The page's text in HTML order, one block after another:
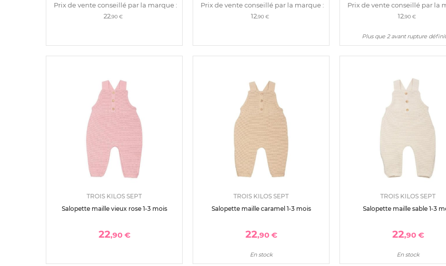
Prix de vente conseillé par la marque :
22,90 €
Prix de vente conseillé par la marque :
12,90 €
Prix de vente conseillé par la
12,90 €
Plus que 2 avant rupture
TROIS KILOS SEPT
Salopette maille vieux rose 1-3 mois
22,90 €
TROIS KILOS SEPT
Salopette maille caramel 1-3 mois
22,90 €
En stock
TROIS KILOS SEPT
Salopette maille sable 1-3
22,90 €
En stock